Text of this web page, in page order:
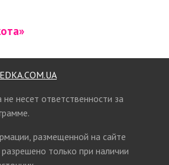
несет ответственности за
размещенной на сайте
разрешено только при наличии